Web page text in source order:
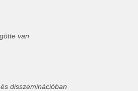
van
disszeminációban